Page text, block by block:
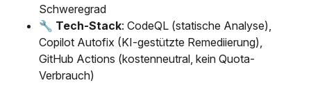
Schweregrad
🔧 Tech-Stack: CodeQL (statische Analyse),
Copilot Autofix (KI-gestützte Remediierung),
GitHub Actions (kostenneutral, kein Quota-
Verbrauch)